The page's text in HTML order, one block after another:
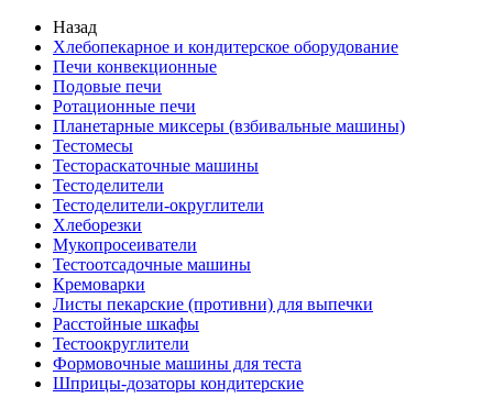
Назад
Хлебопекарное и кондитерское оборудование
Печи конвекционные
Подовые печи
Ротационные печи
Планетарные миксеры (взбивальные машины)
Тестомесы
Тестораскаточные машины
Тестоделители
Тестоделители-округлители
Хлеборезки
Мукопросеиватели
Тестоотсадочные машины
Кремоварки
Листы пекарские (противни) для выпечки
Расстойные шкафы
Тестоокруглители
Формовочные машины для теста
Шприцы-дозаторы кондитерские